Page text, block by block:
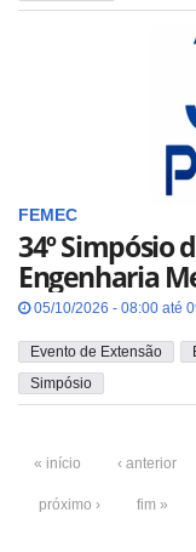
FEMEC
34º Simpósio
Engenharia
05/10/2026 - 08:00 até
Evento de Extensão
Simpósio
« início ‹ anterior
próximo › fim »